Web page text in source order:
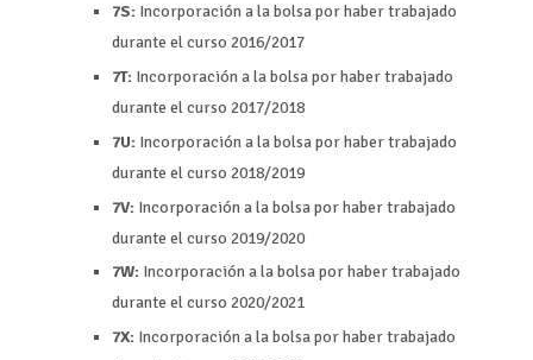
7S: Incorporación a la bolsa por haber trabajado
durante el curso 2016/2017
7T: Incorporación a la bolsa por haber trabajado
durante el curso 2017/2018
7U: Incorporación a la bolsa por haber trabajado
durante el curso 2018/2019
7V: Incorporación a la bolsa por haber trabajado
durante el curso 2019/2020
7W: Incorporación a la bolsa por haber trabajado
durante el curso 2020/2021
7X: Incorporación a la bolsa por haber trabajado